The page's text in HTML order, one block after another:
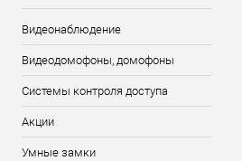
Видеонаблюдение
Видеодомофоны, домофоны
Системы контроля доступа
Акции
Умные замки